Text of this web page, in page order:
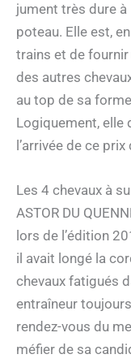
jument très dure à
poteau. Elle est,
trains et de fournir
des autres
au top de sa
Logiquement, elle
l’arrivée de ce
Les 4 chevaux à
ASTOR DU
lors de l’édition
il avait longé la
chevaux fatigués
entraîneur
rendez-vous du
méfier de sa